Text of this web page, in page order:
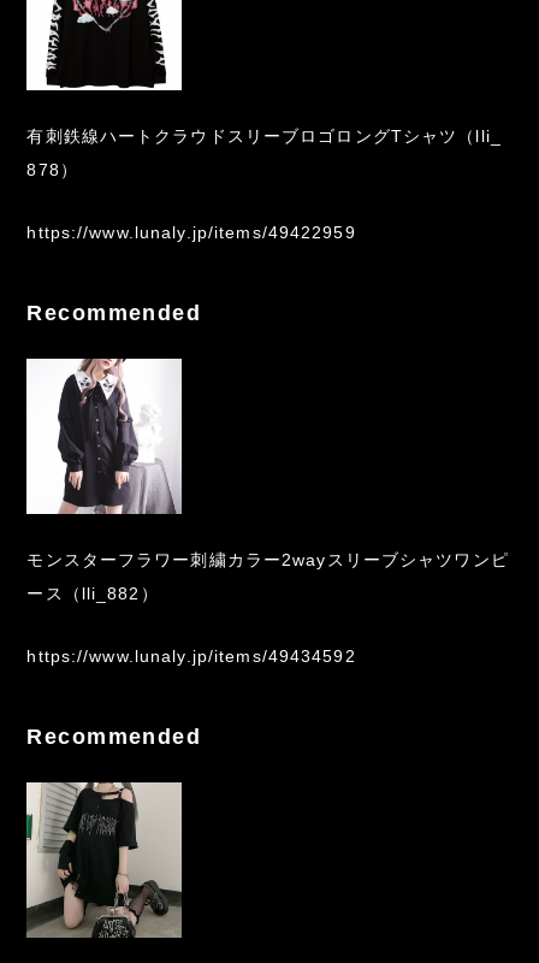
有刺鉄線ハートクラウドスリーブロゴロングTシャツ（lli_
878）
https://www.lunaly.jp/items/49422959
Recommended
モンスターフラワー刺繍カラー2wayスリーブシャツワンピ
ース（lli_882）
https://www.lunaly.jp/items/49434592
Recommended